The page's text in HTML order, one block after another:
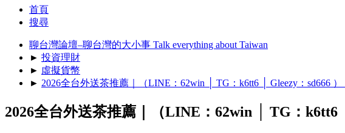
首頁
搜尋
聊台灣論壇–聊台灣的大小事 Talk everything about Taiwan
► 投資理財
► 虛擬貨幣
► 2026全台外送茶推薦｜（LINE：62win │ TG：k6tt6 │ Gleezy：sd666
2026全台外送茶推薦｜（LINE：62win │ TG：k6tt6